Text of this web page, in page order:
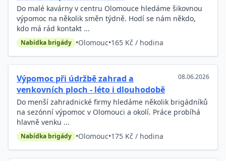
Do malé kavárny v centru Olomouce hledáme šikovnou
výpomoc na několik směn týdně. Hodí se nám někdo,
kdo má rád kontakt ...
Nabídka brigády •Olomouc•165 Kč / hodina
Výpomoc při údržbě zahrad a
venkovních ploch - léto i dlouhodobě
08.06.2026
Do menší zahradnické firmy hledáme několik brigádníků
na sezónní výpomoc v Olomouci a okolí. Práce probíhá
hlavně venku ...
Nabídka brigády •Olomouc•175 Kč / hodina